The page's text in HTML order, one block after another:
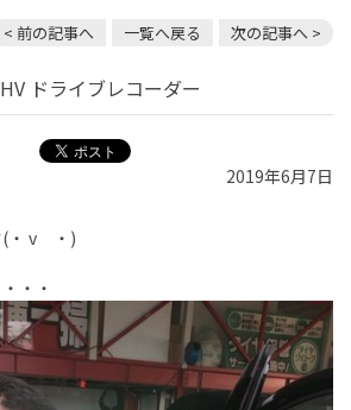
< 前の記事へ 一覧へ戻る 次の記事へ >
ドライブレコーダー
2019年6月7日
(・ v ・)
・・